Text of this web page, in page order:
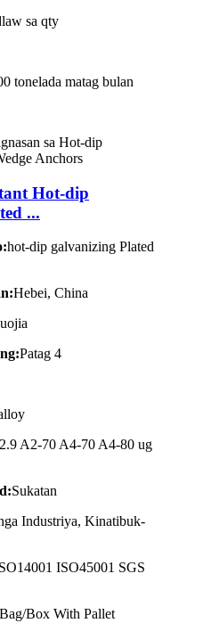
sa qty
tonelada matag bulan
Hot-dip
...
hot-dip galvanizing Plated
Hebei, China
Patag 4
A2-70 A4-70 A4-80 ug
Sukatan
Industriya, Kinatibuk-
ISO45001 SGS
Box With Pallet